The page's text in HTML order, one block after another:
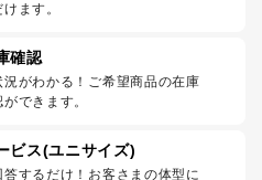
ます。
確認
がわかる！ご希望商品の在庫
できます。
ビス(ユニサイズ)
するだけ！お客さまの体型に